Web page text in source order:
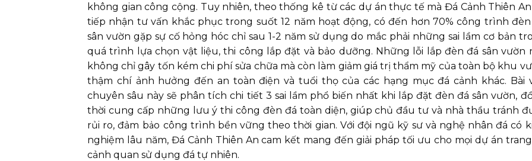
không gian công cộng. Tuy nhiên, theo thống kê từ các dự án thực tế mà Đá Cảnh Thiên
tiếp nhận tư vấn khắc phục trong suốt 12 năm hoạt động, có đến hơn 70% công trình
sân vườn gặp sự cố hỏng hóc chỉ sau 1-2 năm sử dụng do mắc phải những sai lầm cơ bản
quá trình lựa chọn vật liệu, thi công lắp đặt và bảo dưỡng. Những lỗi lắp đèn đá sân vườn
không chỉ gây tốn kém chi phí sửa chữa mà còn làm giảm giá trị thẩm mỹ của toàn bộ khu
thậm chí ảnh hưởng đến an toàn điện và tuổi thọ của các hạng mục đá cảnh khác. Bài
chuyên sâu này sẽ phân tích chi tiết 3 sai lầm phổ biến nhất khi lắp đặt đèn đá sân vườn,
thời cung cấp những lưu ý thi công đèn đá toàn diện, giúp chủ đầu tư và nhà thầu tránh
rủi ro, đảm bảo công trình bền vững theo thời gian. Với đội ngũ kỹ sư và nghệ nhân đá có
nghiệm lâu năm, Đá Cảnh Thiên An cam kết mang đến giải pháp tối ưu cho mọi dự án
cảnh quan sử dụng đá tự nhiên.